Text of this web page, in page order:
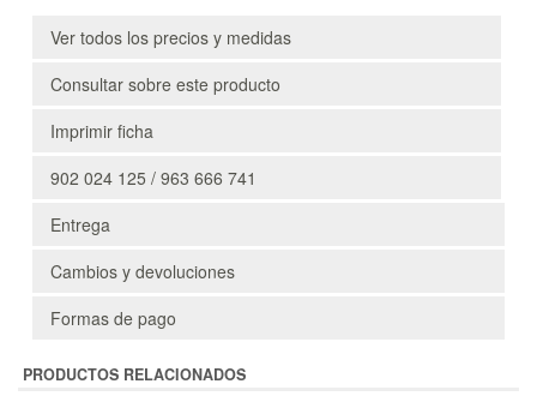
Ver todos los precios y medidas
Consultar sobre este producto
Imprimir ficha
902 024 125 / 963 666 741
Entrega
Cambios y devoluciones
Formas de pago
PRODUCTOS RELACIONADOS